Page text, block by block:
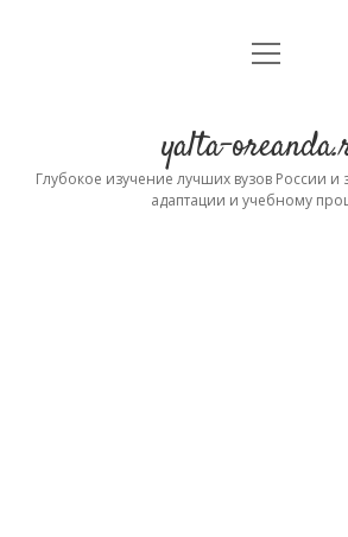
Главная
О проекте
открыть
yalta-
Глубокое изучение лучших вузов России и
адаптации и учебному